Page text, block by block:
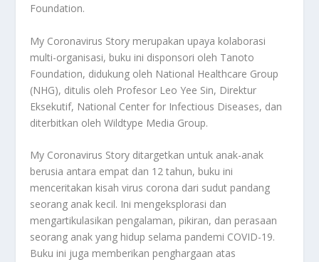
Foundation.
My Coronavirus Story merupakan upaya kolaborasi
multi-organisasi, buku ini disponsori oleh Tanoto
Foundation, didukung oleh National Healthcare Group
(NHG), ditulis oleh Profesor Leo Yee Sin, Direktur
Eksekutif, National Center for Infectious Diseases, dan
diterbitkan oleh Wildtype Media Group.
My Coronavirus Story ditargetkan untuk anak-anak
berusia antara empat dan 12 tahun, buku ini
menceritakan kisah virus corona dari sudut pandang
seorang anak kecil. Ini mengeksplorasi dan
mengartikulasikan pengalaman, pikiran, dan perasaan
seorang anak yang hidup selama pandemi COVID-19.
Buku ini juga memberikan penghargaan atas